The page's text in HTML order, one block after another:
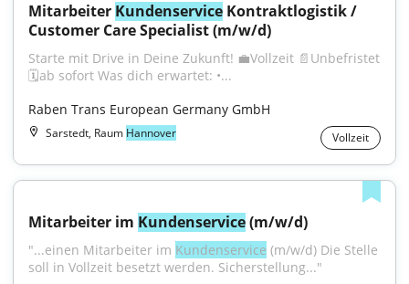
Mitarbeiter Kundenservice Kontraktlogistik /
Customer Care Specialist (m/w/d)
Starte mit Drive in Deine Zukunft! 💼Vollzeit 📄Unbefristet
🗓️ab sofort Was dich erwartet: •...
Raben Trans European Germany GmbH
Sarstedt, Raum Hannover Vollzeit
Mitarbeiter im Kundenservice (m/w/d)
"...einen Mitarbeiter im Kundenservice (m/w/d) Die Stelle
soll in Vollzeit besetzt werden. Sicherstellung..."